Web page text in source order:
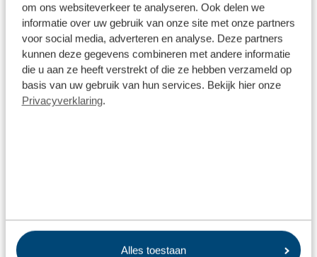
om ons websiteverkeer te analyseren. Ook delen we
informatie over uw gebruik van onze site met onze partners
voor social media, adverteren en analyse. Deze partners
kunnen deze gegevens combineren met andere informatie
die u aan ze heeft verstrekt of die ze hebben verzameld op
basis van uw gebruik van hun services. Bekijk hier onze
Privacyverklaring.
Alles toestaan
WCAG 2.1
Er zijn Europese richtlijnen genaamd WCAG 2.1. Deze zijn in
het leven geroepen om mensen met functiebeperking ook
online te ondersteunen. Met onze website werken we hard
aan deze richtlijnen.
Daarnaast willen we luisteren naar de gebruikers van onze
website. Heb jij advies? Dan is dat van harte welkom.